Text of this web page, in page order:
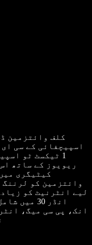
کلف وائتزمین
اسپیچفائی کے سی
ریویوز کے ساتھ
وائتزمین کو
انڈر 30
انک، پی سی میگ،